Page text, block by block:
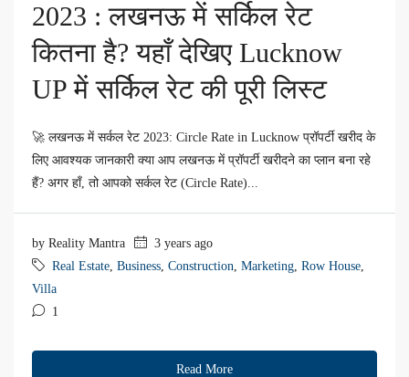
2023 : लखनऊ में सर्किल रेट
कितना है? यहाँ देखिए Lucknow
UP में सर्किल रेट की पूरी लिस्ट
🚀 लखनऊ में सर्कल रेट 2023: Circle Rate in Lucknow प्रॉपर्टी खरीद के
लिए आवश्यक जानकारी क्या आप लखनऊ में प्रॉपर्टी खरीदने का प्लान बना रहे
हैं? अगर हाँ, तो आपको सर्कल रेट (Circle Rate)...
by Reality Mantra
3 years ago
Real Estate, Business, Construction, Marketing, Row House,
Villa
1
Read More